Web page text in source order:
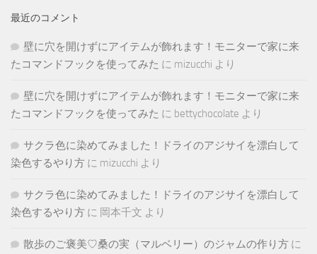
最近のコメント
壁に穴を開けずにアイテムが飾れます！モニターで家に来
たコマンドフックを使ってみた に mizucchi より
壁に穴を開けずにアイテムが飾れます！モニターで家に来
たコマンドフックを使ってみた に bettychocolate より
サクラ色に染めてみました！ドライのアジサイを漂白して
染色するやり方 に mizucchi より
サクラ色に染めてみました！ドライのアジサイを漂白して
染色するやり方 に 岡本千文 より
散歩のご褒美♡桑の実（マルベリー）のジャムの作り方 に